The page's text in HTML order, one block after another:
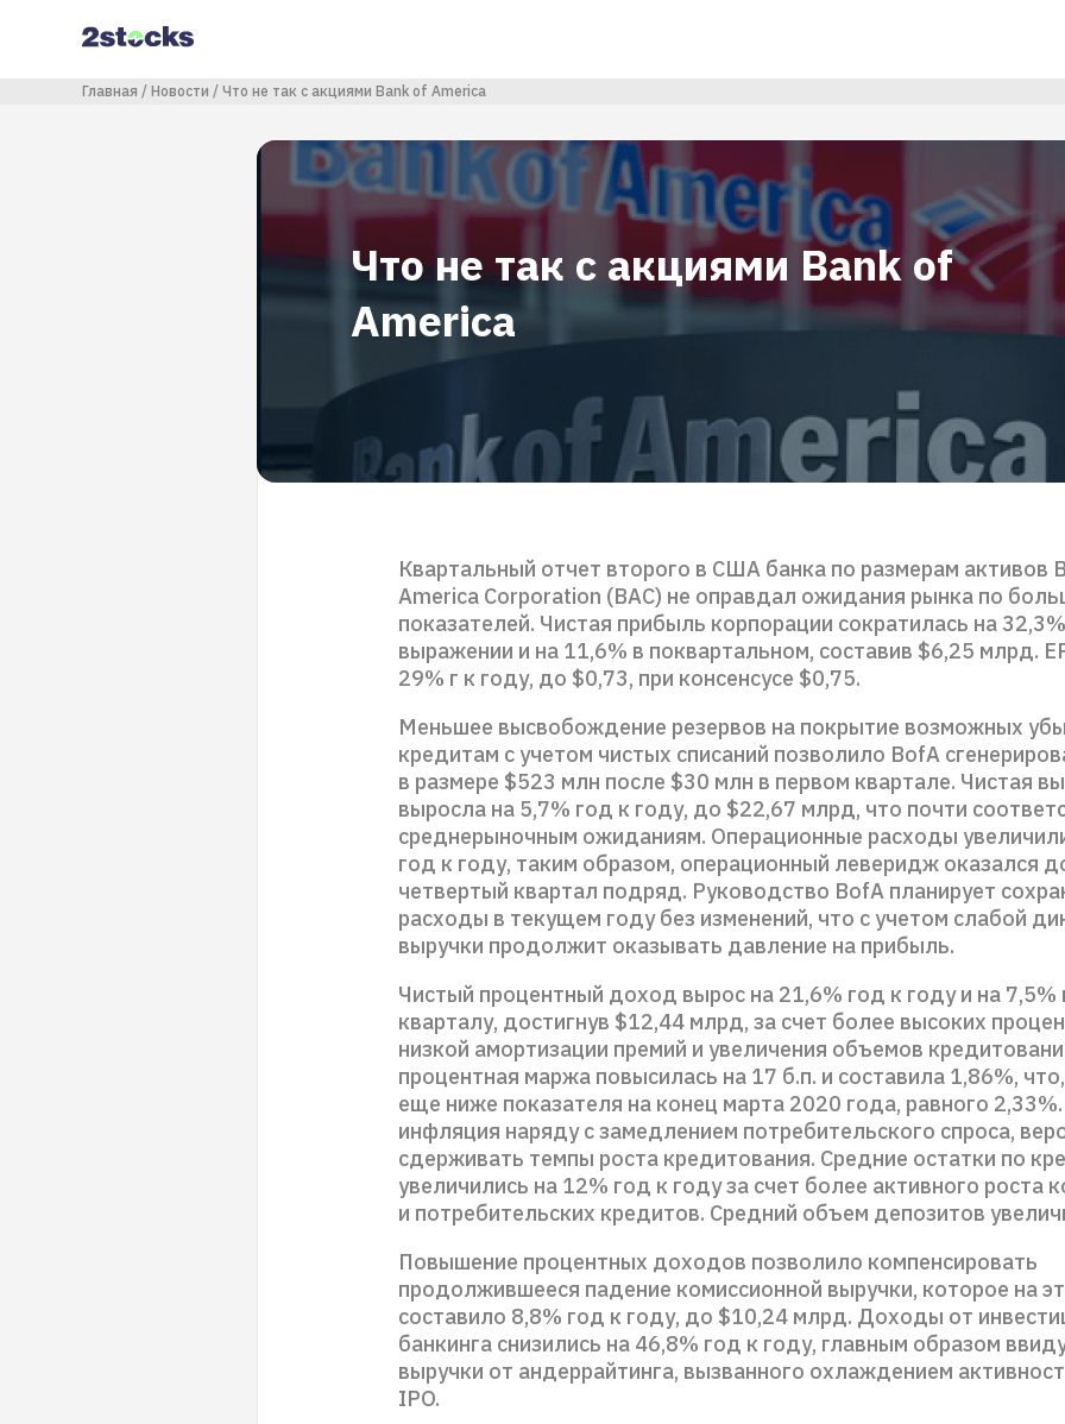
содержанию
Строка навигации
Главная Новости Что не так с акциями Bank of America
Что не так с акциями Bank of
America
Квартальный отчет второго в США банка по размерам активов
America Corporation (BAC) не оправдал ожидания рынка по
показателей. Чистая прибыль корпорации сократилась на
выражении и на 11,6% в поквартальном, составив $6,25 млрд.
29% г к году, до $0,73, при консенсусе $0,75.
Меньшее высвобождение резервов на покрытие возможных
кредитам с учетом чистых списаний позволило BofA
в размере $523 млн после $30 млн в первом квартале. Чистая
выросла на 5,7% год к году, до $22,67 млрд, что почти
среднерыночным ожиданиям. Операционные расходы
год к году, таким образом, операционный леверидж оказался
четвертый квартал подряд. Руководство BofA планирует
расходы в текущем году без изменений, что с учетом слабой
выручки продолжит оказывать давление на прибыль.
Чистый процентный доход вырос на 21,6% год к году и на 7,5%
кварталу, достигнув $12,44 млрд, за счет более высоких
низкой амортизации премий и увеличения объемов
процентная маржа повысилась на 17 б.п. и составила 1,86%,
еще ниже показателя на конец марта 2020 года, равного
инфляция наряду с замедлением потребительского спроса,
сдерживать темпы роста кредитования. Средние остатки по
увеличились на 12% год к году за счет более активного роста
и потребительских кредитов. Средний объем депозитов
Повышение процентных доходов позволило компенсировать
продолжившееся падение комиссионной выручки, которое на
составило 8,8% год к году, до $10,24 млрд. Доходы от
банкинга снизились на 46,8% год к году, главным образом
выручки от андеррайтинга, вызванного охлаждением
IPO.